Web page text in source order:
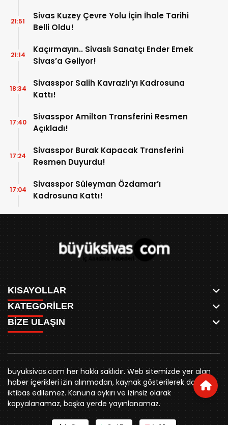
Sivas Kuzey Çevre Yolu İçin İhale Tarihi
Belli Oldu!
21:51
Kaçırmayın.. Sivaslı Sanatçı Ender Emek
Sivas’a Geliyor!
21:14
Sivasspor Salih Kavrazlı’yı Kadrosuna
Kattı!
18:34
Sivasspor Amilton Transferini Resmen
Açıkladı!
17:40
Sivasspor Burak Kapacak Transferini
Resmen Duyurdu!
17:24
Sivasspor Süleyman Özdamar’ı
Kadrosuna Kattı!
17:04
KISAYOLLAR
ANASAYFA
AKSU CANLI
MEYDAN CANLI
MEDRESELER CANLI
MERAKÜM CANLI
YUKARI TEKKE CANLI
KURUMSAL KİMLİK
REKLAM FİYATLARI
BİZE ULAŞIN
KÜNYE
KATEGORİLER
WHATSAPP
SPOR
SİYASET
BELEDİYE
SİVAS VALİLİĞİ
ÜNİVERSİTE
KURUMLAR
STK
YORUM
BİZE ULAŞIN
0346 221 00 60
buyuksivashaber@gmail.com
Örtülüpınar Mah. İnönü Bulvarı Özkahya Apt. Kat:3 D:7
Sivas
buyuksivas.com her hakkı saklıdır. Web sitemizde yer alan
haber içerikleri izin alınmadan, kaynak gösterilerek dahi
iktibas edilemez. Kanuna aykırı ve izinsiz olarak
kopyalanamaz, başka yerde yayınlanamaz.